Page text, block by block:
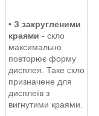
• З закругленими
краями - скло
максимально
повторює форму
дисплея. Таке скло
призначене для
дисплеїв з
вигнутими краями.